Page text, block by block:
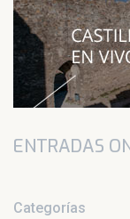
ENTRADAS
Categorías